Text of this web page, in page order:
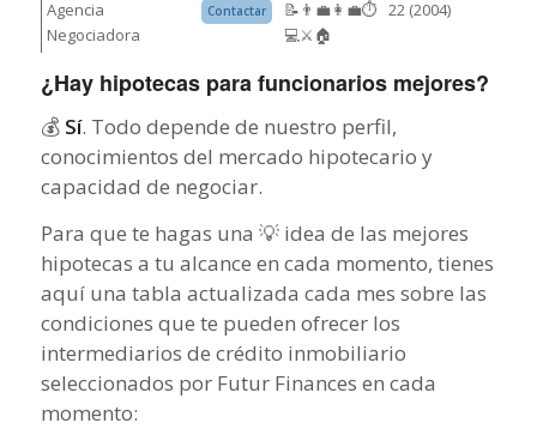
Agencia
Negociadora
Contactar
📝👨‍💼👩‍💼⏱️
💻⚔️🏠
22 (2004)
¿Hay hipotecas para funcionarios mejores?
💰 Sí. Todo depende de nuestro perfil,
conocimientos del mercado hipotecario y
capacidad de negociar.
Para que te hagas una 💡 idea de las mejores
hipotecas a tu alcance en cada momento, tienes
aquí una tabla actualizada cada mes sobre las
condiciones que te pueden ofrecer los
intermediarios de crédito inmobiliario
seleccionados por Futur Finances en cada
momento: